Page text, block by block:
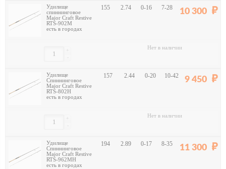
Удилище
спиннинговое
Major Craft Restive
RTS-902M
есть в городах
155 2.74 0-16 7-28 10 300
-
+ Нет в наличии
Удилище
Спиннинговое
Major Craft Restive
RTS-802H
есть в городах
157 2.44 0-20 10-42 9 450
-
+ Нет в наличии
Удилище
Спиннинговое
Major Craft Restive
RTS-962MH
есть в городах
194 2.89 0-17 8-35 11 300